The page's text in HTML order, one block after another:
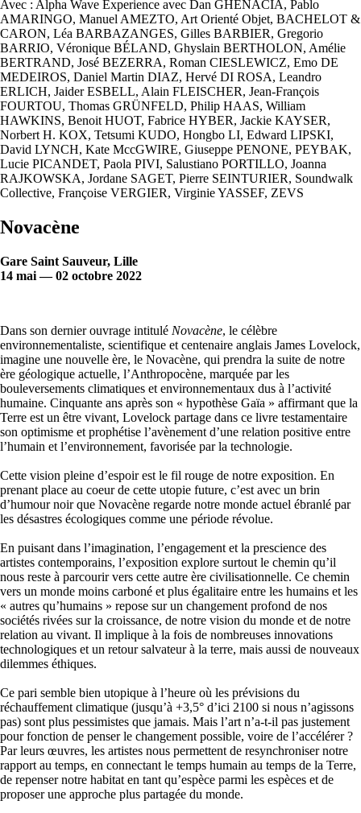
Avec : Alpha Wave Experience avec Dan GHENACIA, Pablo
AMARINGO, Manuel AMEZTO, Art Orienté Objet, BACHELOT &
CARON, Léa BARBAZANGES, Gilles BARBIER, Gregorio
BARRIO, Véronique BÉLAND, Ghyslain BERTHOLON, Amélie
BERTRAND, José BEZERRA, Roman CIESLEWICZ, Emo DE
MEDEIROS, Daniel Martin DIAZ, Hervé DI ROSA, Leandro
ERLICH, Jaider ESBELL, Alain FLEISCHER, Jean-François
FOURTOU, Thomas GRÜNFELD, Philip HAAS, William
HAWKINS, Benoit HUOT, Fabrice HYBER, Jackie KAYSER,
Norbert H. KOX, Tetsumi KUDO, Hongbo LI, Edward LIPSKI,
David LYNCH, Kate MccGWIRE, Giuseppe PENONE, PEYBAK,
Lucie PICANDET, Paola PIVI, Salustiano PORTILLO, Joanna
RAJKOWSKA, Jordane SAGET, Pierre SEINTURIER, Soundwalk
Collective, Françoise VERGIER, Virginie YASSEF, ZEVS
Novacène
Gare Saint Sauveur, Lille
14 mai — 02 octobre 2022
Dans son dernier ouvrage intitulé Novacène, le célèbre
environnementaliste, scientifique et centenaire anglais James Lovelock,
imagine une nouvelle ère, le Novacène, qui prendra la suite de notre
ère géologique actuelle, l’Anthropocène, marquée par les
bouleversements climatiques et environnementaux dus à l’activité
humaine. Cinquante ans après son « hypothèse Gaïa » affirmant que la
Terre est un être vivant, Lovelock partage dans ce livre testamentaire
son optimisme et prophétise l’avènement d’une relation positive entre
l’humain et l’environnement, favorisée par la technologie.
Cette vision pleine d’espoir est le fil rouge de notre exposition. En
prenant place au coeur de cette utopie future, c’est avec un brin
d’humour noir que Novacène regarde notre monde actuel ébranlé par
les désastres écologiques comme une période révolue.
En puisant dans l’imagination, l’engagement et la prescience des
artistes contemporains, l’exposition explore surtout le chemin qu’il
nous reste à parcourir vers cette autre ère civilisationnelle. Ce chemin
vers un monde moins carboné et plus égalitaire entre les humains et les
« autres qu’humains » repose sur un changement profond de nos
sociétés rivées sur la croissance, de notre vision du monde et de notre
relation au vivant. Il implique à la fois de nombreuses innovations
technologiques et un retour salvateur à la terre, mais aussi de nouveaux
dilemmes éthiques.
Ce pari semble bien utopique à l’heure où les prévisions du
réchauffement climatique (jusqu’à +3,5° d’ici 2100 si nous n’agissons
pas) sont plus pessimistes que jamais. Mais l’art n’a-t-il pas justement
pour fonction de penser le changement possible, voire de l’accélérer ?
Par leurs œuvres, les artistes nous permettent de resynchroniser notre
rapport au temps, en connectant le temps humain au temps de la Terre,
de repenser notre habitat en tant qu’espèce parmi les espèces et de
proposer une approche plus partagée du monde.